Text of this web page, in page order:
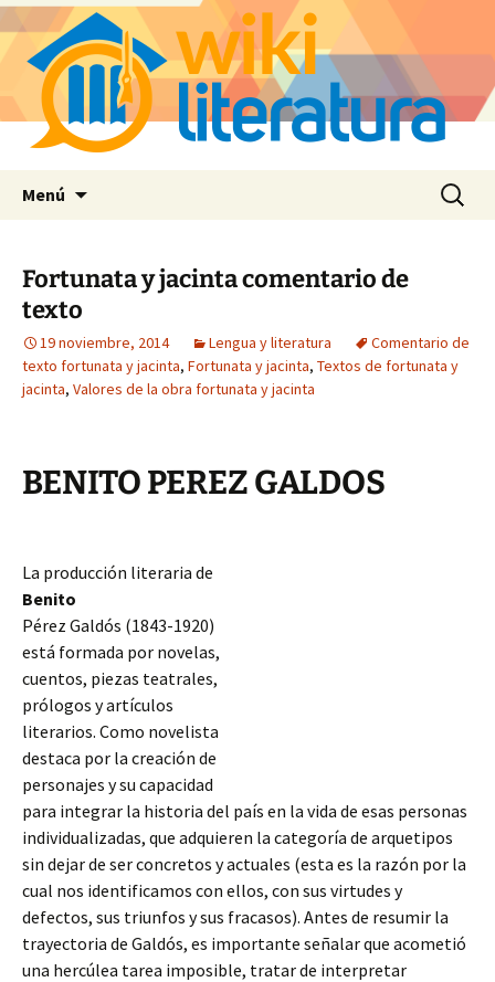
Menú Buscar:
Fortunata y jacinta comentario de
texto
19 noviembre, 2014 Lengua y literatura
Comentario de
texto fortunata y jacinta, Fortunata y jacinta, Textos de fortunata y
jacinta, Valores de la obra fortunata y jacinta
BENITO PEREZ GALDOS
La producción literaria de
Benito
Pérez Galdós (1843-1920)
está formada por novelas,
cuentos, piezas teatrales,
prólogos y artículos
literarios. Como novelista
destaca por la creación de
personajes y su capacidad
para integrar la historia del país en la vida de esas personas
individualizadas, que adquieren la categoría de arquetipos
sin dejar de ser concretos y actuales (esta es la razón por la
cual nos identificamos con ellos, con sus virtudes y
defectos, sus triunfos y sus fracasos). Antes de resumir la
trayectoria de Galdós, es importante señalar que acometió
una hercúlea tarea imposible, tratar de interpretar